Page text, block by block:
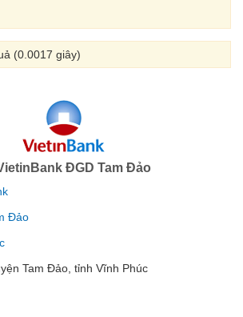
(0.0017 giây)
ĐGD Tam Đảo
Đảo
Tam Đảo, tỉnh Vĩnh Phúc